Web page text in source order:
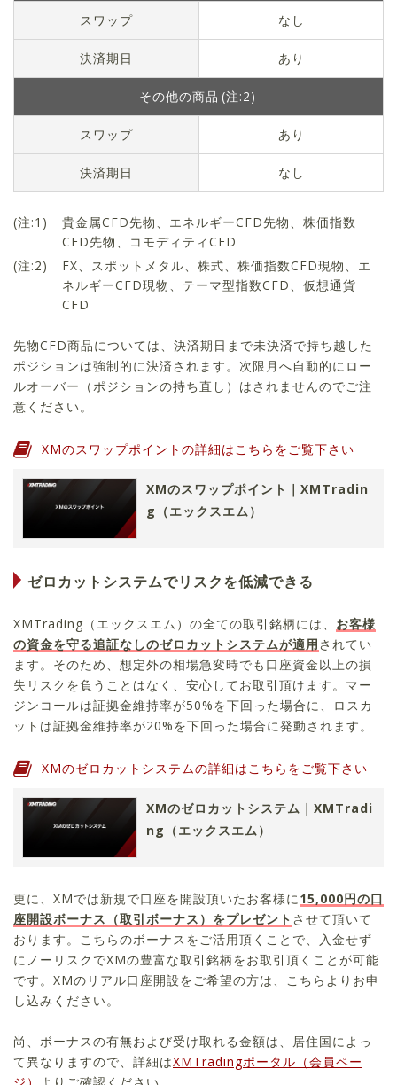
スワップ なし
決済期日 あり
その他の商品 (注:2)
スワップ あり
決済期日 なし
貴金属CFD先物、エネルギーCFD先物、株価指数
CFD先物、コモディティCFD
FX、スポットメタル、株式、株価指数CFD現物、エ
ネルギーCFD現物、テーマ型指数CFD、仮想通貨
CFD
先物CFD商品については、決済期日まで未決済で持ち越した
ポジションは強制的に決済されます。次限月へ自動的にロー
ルオーバー（ポジションの持ち直し）はされませんのでご注
意ください。
XMのスワップポイントの詳細はこちらをご覧下さい
XMのスワップポイント｜XMTradin
g（エックスエム）
ゼロカットシステムでリスクを低減できる
XMTrading（エックスエム）の全ての取引銘柄には、 お客様
の資金を守る追証なしのゼロカットシステムが適用 されてい
ます。そのため、想定外の相場急変時でも口座資金以上の損
失リスクを負うことはなく、安心してお取引頂けます。マー
ジンコールは証拠金維持率が50%を下回った場合に、ロスカ
ットは証拠金維持率が20%を下回った場合に発動されます。
XMのゼロカットシステムの詳細はこちらをご覧下さい
XMのゼロカットシステム｜XMTradi
ng（エックスエム）
更に、XMでは新規で口座を開設頂いたお客様に 15,000円の口
座開設ボーナス（取引ボーナス）をプレゼント させて頂いて
おります。こちらのボーナスをご活用頂くことで、入金せず
にノーリスクでXMの豊富な取引銘柄をお取引頂くことが可能
です。XMのリアル口座開設をご希望の方は、こちらよりお申
し込みください。
尚、ボーナスの有無および受け取れる金額は、居住国によっ
て異なりますので、詳細はXMTradingポータル（会員ペー